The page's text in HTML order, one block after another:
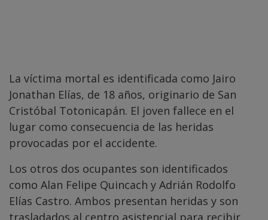
La víctima mortal es identificada como Jairo
Jonathan Elías, de 18 años, originario de San
Cristóbal Totonicapán. El joven fallece en el
lugar como consecuencia de las heridas
provocadas por el accidente.
Los otros dos ocupantes son identificados
como Alan Felipe Quincach y Adrián Rodolfo
Elías Castro. Ambos presentan heridas y son
trasladados al centro asistencial para recibir